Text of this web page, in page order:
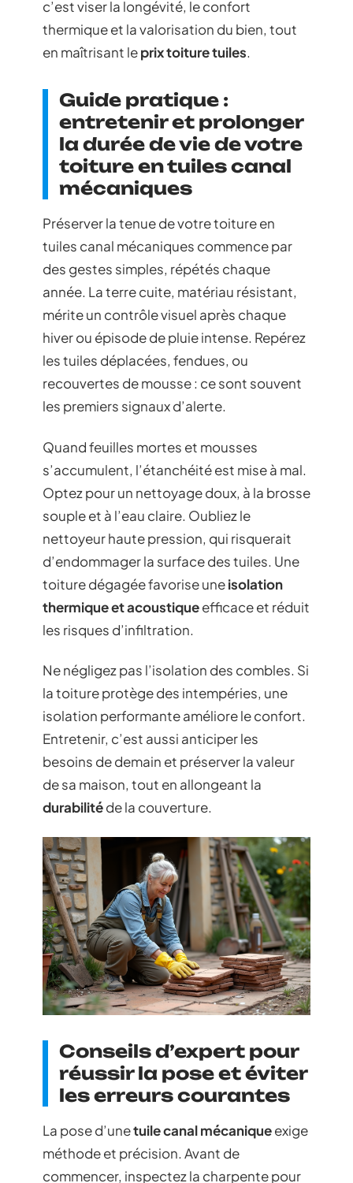
c’est viser la longévité, le confort
thermique et la valorisation du bien, tout
en maîtrisant leprix toiture tuiles.
Guide pratique :
entretenir et prolonger
la durée de vie de votre
toiture en tuiles canal
mécaniques
Préserver la tenue de votre toiture en
tuiles canal mécaniques commence par
des gestes simples, répétés chaque
année. La terre cuite, matériau résistant,
mérite un contrôle visuel après chaque
hiver ou épisode de pluie intense. Repérez
les tuiles déplacées, fendues, ou
recouvertes de mousse : ce sont souvent
les premiers signaux d’alerte.
Quand feuilles mortes et mousses
s’accumulent, l’étanchéité est mise à mal.
Optez pour un nettoyage doux, à la brosse
souple et à l’eau claire. Oubliez le
nettoyeur haute pression, qui risquerait
d’endommager la surface des tuiles. Une
toiture dégagée favorise uneisolation
thermique et acoustiqueefficace et réduit
les risques d’infiltration.
Ne négligez pas l’isolation des combles. Si
la toiture protège des intempéries, une
isolation performante améliore le confort.
Entretenir, c’est aussi anticiper les
besoins de demain et préserver la valeur
de sa maison, tout en allongeant la
durabilitéde la couverture.
Conseils d’expert pour
réussir la pose et éviter
les erreurs courantes
La pose d’unetuile canal mécaniqueexige
méthode et précision. Avant de
commencer, inspectez la charpente pour